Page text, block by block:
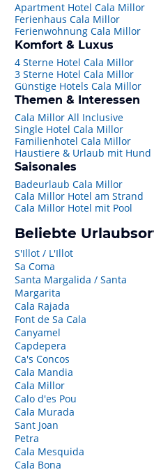
Apartment Hotel Cala Millor
Ferienhaus Cala Millor
Ferienwohnung Cala Millor
Komfort & Luxus
4 Sterne Hotel Cala Millor
3 Sterne Hotel Cala Millor
Günstige Hotels Cala Millor
Themen & Interessen
Cala Millor All Inclusive
Single Hotel Cala Millor
Familienhotel Cala Millor
Haustiere & Urlaub mit
Saisonales
Badeurlaub Cala Millor
Cala Millor Hotel am Strand
Cala Millor Hotel mit Pool
Beliebte
S'Illot / L'Illot
Sa Coma
Santa Margalida / Santa
Margarita
Cala Rajada
Font de Sa Cala
Canyamel
Capdepera
Ca's Concos
Cala Mandia
Cala Millor
Calo d'es Pou
Cala Murada
Sant Joan
Petra
Cala Mesquida
Cala Bona